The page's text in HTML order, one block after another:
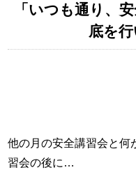
「いつも通り、
底を行
他の月の安全講習会と何
習会の後に…